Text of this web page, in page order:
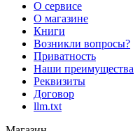
О сервисе
О магазине
Книги
Возникли вопросы?
Приватность
Наши преимущества
Реквизиты
Договор
llm.txt